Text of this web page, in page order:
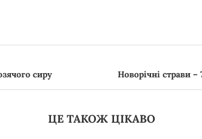
сиру
Новорічні страви –
ЦЕ ТАКОЖ ЦІКАВО